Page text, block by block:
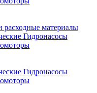
материалы
Гидронасосы
Гидронасосы